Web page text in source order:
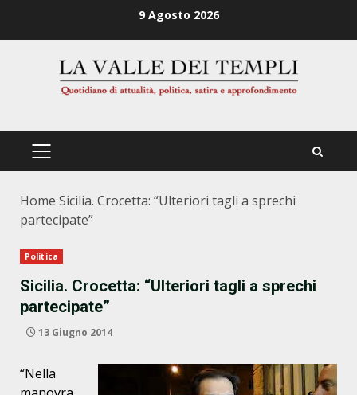
9 Agosto 2026
PRIMÄRES
Home Sicilia. Crocetta: “Ulteriori tagli a sprechi
partecipate”
Politica
Sicilia. Crocetta: “Ulteriori tagli a sprechi
partecipate”
13 Giugno 2014
“Nella